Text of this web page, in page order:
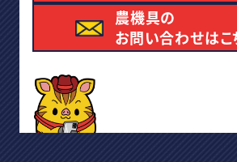
農機具の
お問い合わせはこ